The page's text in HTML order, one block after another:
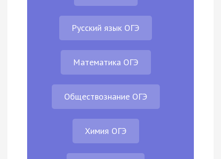
Русский язык ОГЭ
Математика ОГЭ
Обществознание ОГЭ
Химия ОГЭ